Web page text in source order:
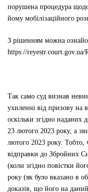
порушена процедура
йому мобілізаційного
З рішенням можна
https://reyestr.court.gov.ua/
Так само суд визнав
ухиленні від призову на
оскільки згідно наданих
23 лютого 2023 року, а
лютого 2023 року. Тобто,
відправки до Збройних
(коли згідно повістки
року (як було вказано в
доказів, що його на